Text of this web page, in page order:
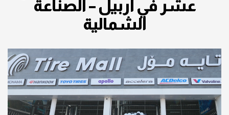
عشر في أربيل – الصناعة
الشمالية